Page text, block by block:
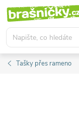
Přejít
obsah
Tašky přes rameno